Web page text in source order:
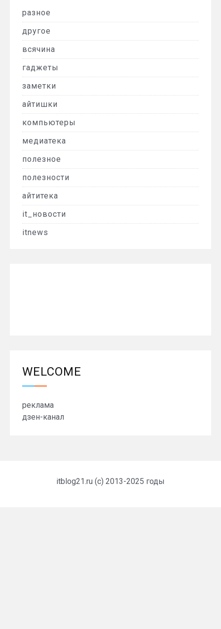
разное
другое
всячина
гаджеты
заметки
айтишки
компьютеры
медиатека
полезное
полезности
айтитека
it_новости
itnews
WELCOME
реклама
дзен-канал
itblog21.ru (c) 2013-2025 годы